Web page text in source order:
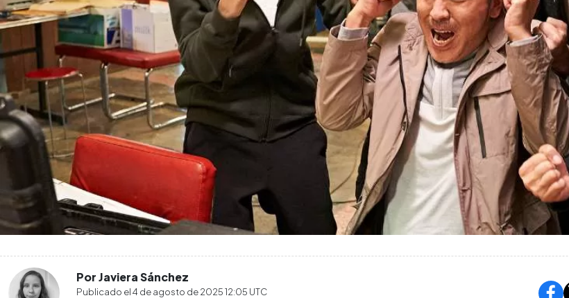
Por Javiera Sánchez
Publicado el4 de agosto de 2025 12:05 UTC